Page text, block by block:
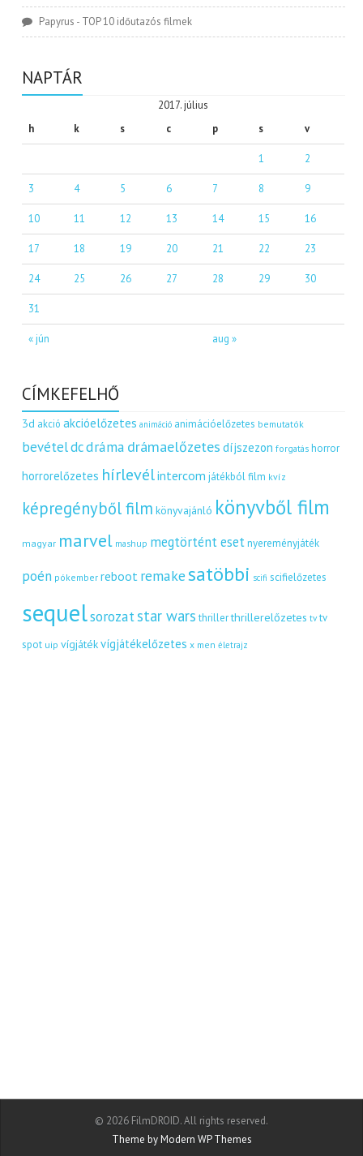
Papyrus - TOP 10 időutazós filmek
NAPTÁR
2017. július
h
k s c p s v
« jún aug »
1 2
3 4 5 6 7 8 9
10 11 12 13 14 15 16
17 18 19 20 21 22 23
24 25 26 27 28 29 30
31
CÍMKEFELHŐ
3d akció akcióelőzetes animáció animációelőzetes bemutatók
bevételdcdráma drámaelőzetes díjszezon forgatás horror
horrorelőzetes hírlevélintercom játékból film kvíz
képregényből film könyvajánló könyvből film
magyar marvel mashup megtörtént eset nyereményjáték
poén pókember reboot remakesatöbbi scifi scifielőzetes
sequelsorozatstar wars thriller thrillerelőzetes tv tv
spot uip vígjátékvígjátékelőzetes x men életrajz
© 2026 FilmDROID. All rights reserved.
Theme by Modern WP Themes